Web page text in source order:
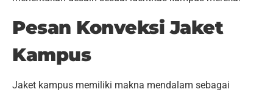
Pesan Konveksi Jaket
Kampus
Jaket kampus memiliki makna mendalam sebagai